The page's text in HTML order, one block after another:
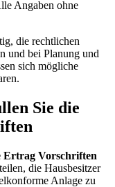
Angaben ohne
die rechtlichen
und bei Planung und
sich mögliche
Sie die
Ertrag Vorschriften
die Hausbesitzer
Anlage zu